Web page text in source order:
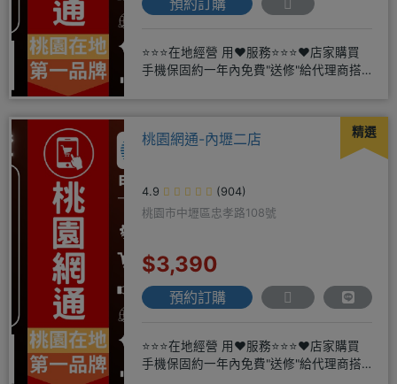
⭐⭐⭐在地經營 用❤️服務⭐⭐⭐❤️店家購買
手機保固約一年內免費"送修"給代理商搭
精選
桃園網通-內壢二店
4.9
(904)
桃園市中壢區忠孝路108號
$3,390
預約訂購
⭐⭐⭐在地經營 用❤️服務⭐⭐⭐❤️店家購買
手機保固約一年內免費"送修"給代理商搭